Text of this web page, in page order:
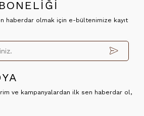
haberdar olmak için e-bültenimize kayıt
ve kampanyalardan ilk sen haberdar ol,